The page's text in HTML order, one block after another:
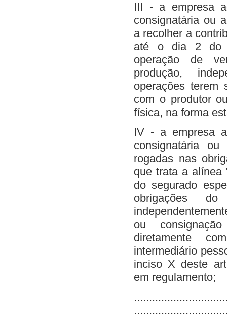
III - a empresa
consignatária ou
a recolher a
até o dia 2 do
operação de
produção,
operações terem
com o produtor
física, na forma
IV - a empresa
consignatária
rogadas nas
que trata a
do segurado
obrigações
ou
diretamente
intermediário
inciso X deste
em regulamento;